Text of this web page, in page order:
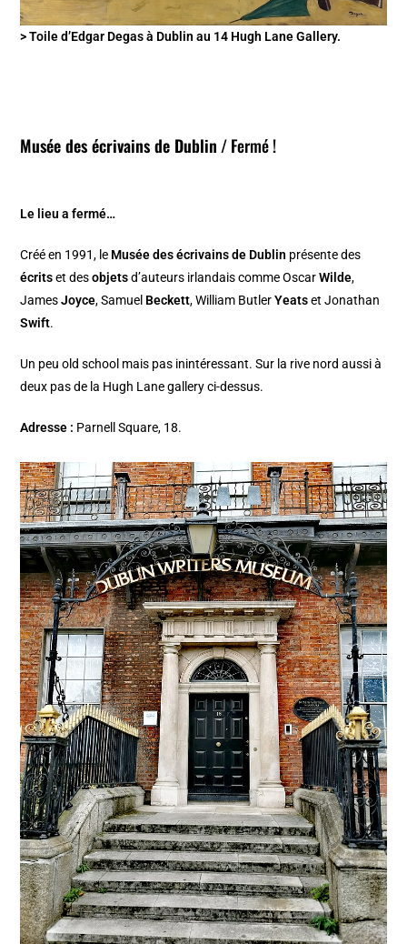
> Toile d’Edgar Degas à Dublin au 14 Hugh Lane Gallery.
Musée des écrivains de Dublin / Fermé !
Le lieu a fermé…
Créé en 1991, le Musée des écrivains de Dublin présente des
écritset desobjetsd’auteurs irlandais comme OscarWilde,
JamesJoyce, Samuel Beckett, William ButlerYeatset Jonathan
Swift.
Un peu old school mais pas inintéressant. Sur la rive nord aussi à
deux pas de la Hugh Lane gallery ci-dessus.
Adresse : Parnell Square, 18.